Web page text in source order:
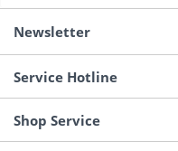
Newsletter
Service Hotline
Shop Service